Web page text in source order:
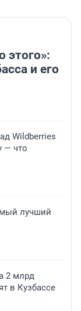
этого»:
и его
Wildberries
— что
лучший
2 млрд
в Кузбассе